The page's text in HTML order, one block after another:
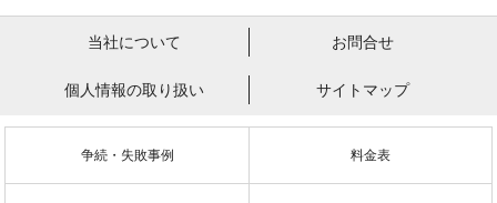
当社について お問合せ
個人情報の取り扱い サイトマップ
争続・失敗事例 料金表